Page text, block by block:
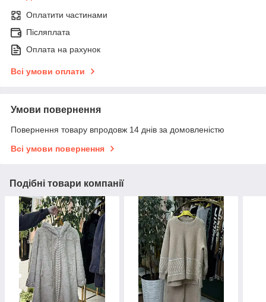
Оплатити частинами
Післяплата
Оплата на рахунок
Всі умови оплати
Умови повернення
Повернення товару впродовж 14 днів за домовленістю
Всі умови повернення
Подібні товари компанії